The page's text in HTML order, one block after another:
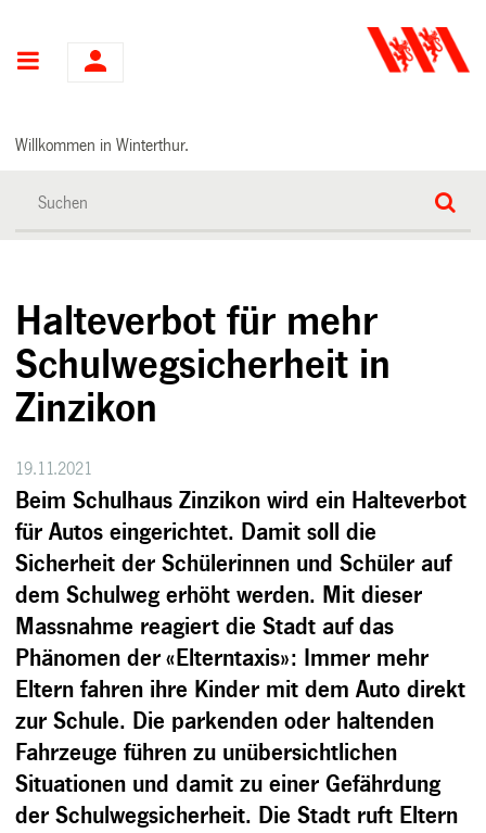
Hauptnavigation
Willkommen in Winterthur.
Halteverbot für mehr
Schulwegsicherheit in
Zinzikon
19.11.2021
Beim Schulhaus Zinzikon wird ein Halteverbot
für Autos eingerichtet. Damit soll die
Sicherheit der Schülerinnen und Schüler auf
dem Schulweg erhöht werden. Mit dieser
Massnahme reagiert die Stadt auf das
Phänomen der «Elterntaxis»: Immer mehr
Eltern fahren ihre Kinder mit dem Auto direkt
zur Schule. Die parkenden oder haltenden
Fahrzeuge führen zu unübersichtlichen
Situationen und damit zu einer Gefährdung
der Schulwegsicherheit. Die Stadt ruft Eltern